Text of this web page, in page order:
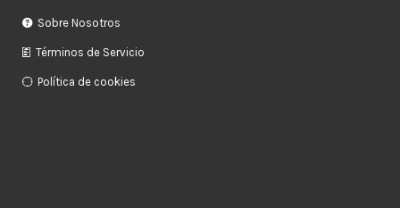
Sobre Nosotros
Términos de Servicio
Política de cookies